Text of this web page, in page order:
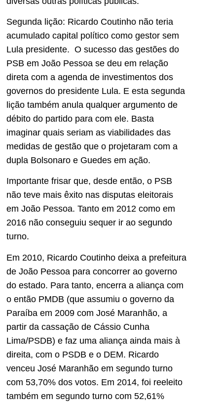
Segunda lição: Ricardo Coutinho não teria
acumulado capital político como gestor sem
Lula presidente. O sucesso das gestões do
PSB em João Pessoa se deu em relação
direta com a agenda de investimentos dos
governos do presidente Lula. E esta segunda
lição também anula qualquer argumento de
débito do partido para com ele. Basta
imaginar quais seriam as viabilidades das
medidas de gestão que o projetaram com a
dupla Bolsonaro e Guedes em ação.
Importante frisar que, desde então, o PSB
não teve mais êxito nas disputas eleitorais
em João Pessoa. Tanto em 2012 como em
2016 não conseguiu sequer ir ao segundo
turno.
Em 2010, Ricardo Coutinho deixa a prefeitura
de João Pessoa para concorrer ao governo
do estado. Para tanto, encerra a aliança com
o então PMDB (que assumiu o governo da
Paraíba em 2009 com José Maranhão, a
partir da cassação de Cássio Cunha
Lima/PSDB) e faz uma aliança ainda mais à
direita, com o PSDB e o DEM. Ricardo
venceu José Maranhão em segundo turno
com 53,70% dos votos. Em 2014, foi reeleito
também em segundo turno com 52,61%